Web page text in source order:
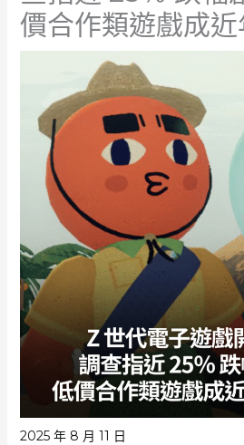
價合作類遊戲成
2025 年 8 月 11 日